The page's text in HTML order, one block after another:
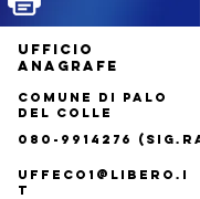
UFFICIO
ANAGRAFE
COMUNE DI PALO
DEL COLLE
080-9914276
uffeco1@libero.i
t